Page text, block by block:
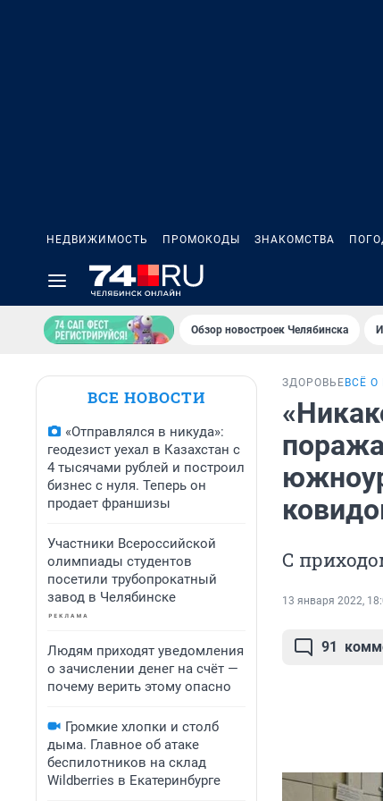
НЕДВИЖИМОСТЬ ПРОМОКОДЫ ЗНАКОМСТВА
Обзор новостроек Челябинска
ВСЕ НОВОСТИ
«Отправлялся в никуда»:
геодезист уехал в Казахстан с
4 тысячами рублей и построил
бизнес с нуля. Теперь он
продает франшизы
Участники Всероссийской
олимпиады студентов
посетили трубопрокатный
завод в Челябинске
Людям приходят уведомления
о зачислении денег на счёт —
почему верить этому опасно
Громкие хлопки и столб
дыма. Главное об атаке
беспилотников на склад
Wildberries в Екатеринбурге
ЗДОРОВЬЕ ВСЁ
С
13 января 2022,
91